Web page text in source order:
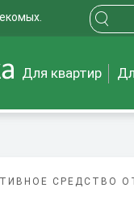
Для квартир
СРЕДСТВО